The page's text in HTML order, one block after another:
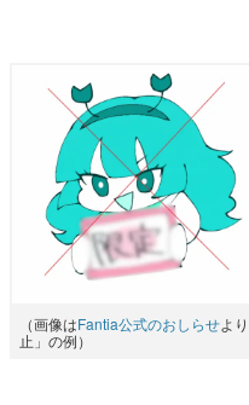
（画像はFantia公式のおしらせよ
止」の例）